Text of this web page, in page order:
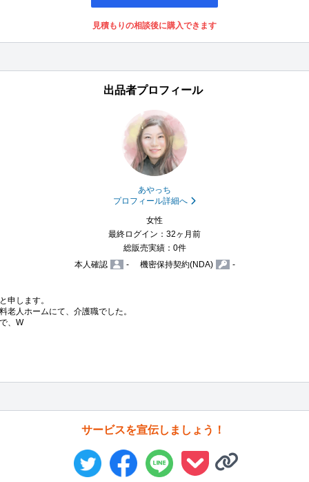
見積もりの相談後に購入できます
出品者プロフィール
あやっち
プロフィール詳細へ
女性
最終ログイン：32ヶ月前
総販売実績：0件
本人確認
- 機密保持契約(NDA) -
申します。
人ホームにて、介護職でした。
、W
サービスを宣伝しましょう！